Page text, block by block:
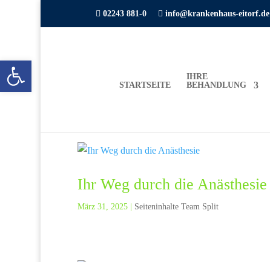
Open toolbar
 02243 881-0  info@krankenhaus-eitorf.de
STARTSEITE
IHRE
BEHANDLUNG
Ihr Weg durch die Anästhesie
März 31, 2025| Seiteninhalte Team Split